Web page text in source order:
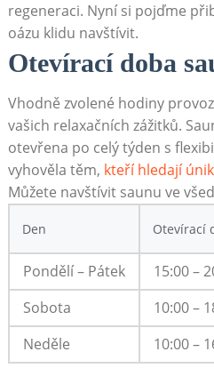
regeneraci. Nyní si pojďme
oázu klidu navštívit.
Otevírací doba
Vhodně zvolené hodiny
vašich relaxačních zážitků.
otevřena po celý týden s
vyhověla těm, kteří hledají
Můžete navštívit saunu ve
Den Otevírací
Pondělí – Pátek
15:00 –
Sobota
10:00 –
Neděle
10:00 –